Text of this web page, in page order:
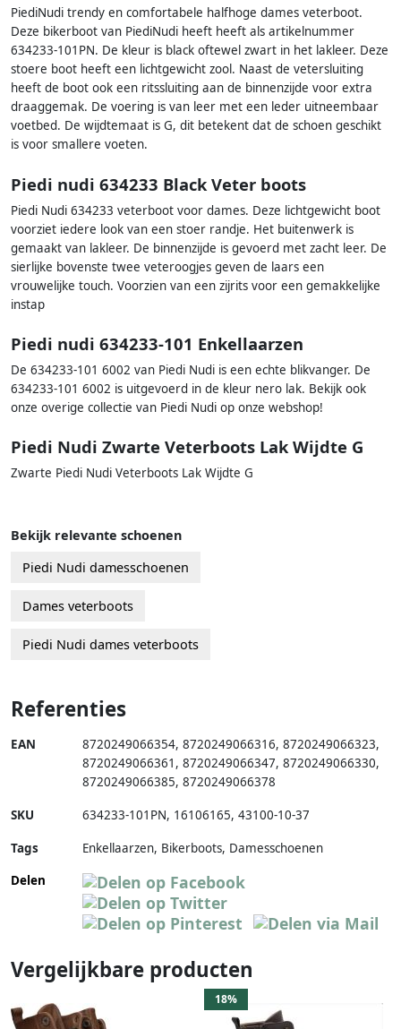
PiediNudi trendy en comfortabele halfhoge dames veterboot.
Deze bikerboot van PiediNudi heeft heeft als artikelnummer
634233-101PN. De kleur is black oftewel zwart in het lakleer. Deze
stoere boot heeft een lichtgewicht zool. Naast de vetersluiting
heeft de boot ook een ritssluiting aan de binnenzijde voor extra
draaggemak. De voering is van leer met een leder uitneembaar
voetbed. De wijdtemaat is G, dit betekent dat de schoen geschikt
is voor smallere voeten.
Piedi nudi 634233 Black Veter boots
Piedi Nudi 634233 veterboot voor dames. Deze lichtgewicht boot
voorziet iedere look van een stoer randje. Het buitenwerk is
gemaakt van lakleer. De binnenzijde is gevoerd met zacht leer. De
sierlijke bovenste twee veteroogjes geven de laars een
vrouwelijke touch. Voorzien van een zijrits voor een gemakkelijke
instap
Piedi nudi 634233-101 Enkellaarzen
De 634233-101 6002 van Piedi Nudi is een echte blikvanger. De
634233-101 6002 is uitgevoerd in de kleur nero lak. Bekijk ook
onze overige collectie van Piedi Nudi op onze webshop!
Piedi Nudi Zwarte Veterboots Lak Wijdte G
Zwarte Piedi Nudi Veterboots Lak Wijdte G
Bekijk relevante schoenen
Piedi Nudi damesschoenen
Dames veterboots
Piedi Nudi dames veterboots
Referenties
EAN 8720249066354, 8720249066316, 8720249066323,
8720249066361 , 8720249066347, 8720249066330,
8720249066385, 8720249066378
SKU 634233-101PN, 16106165, 43100-10-37
Tags
Enkellaarzen, Bikerboots, Damesschoenen
Delen
Vergelijkbare producten
18%